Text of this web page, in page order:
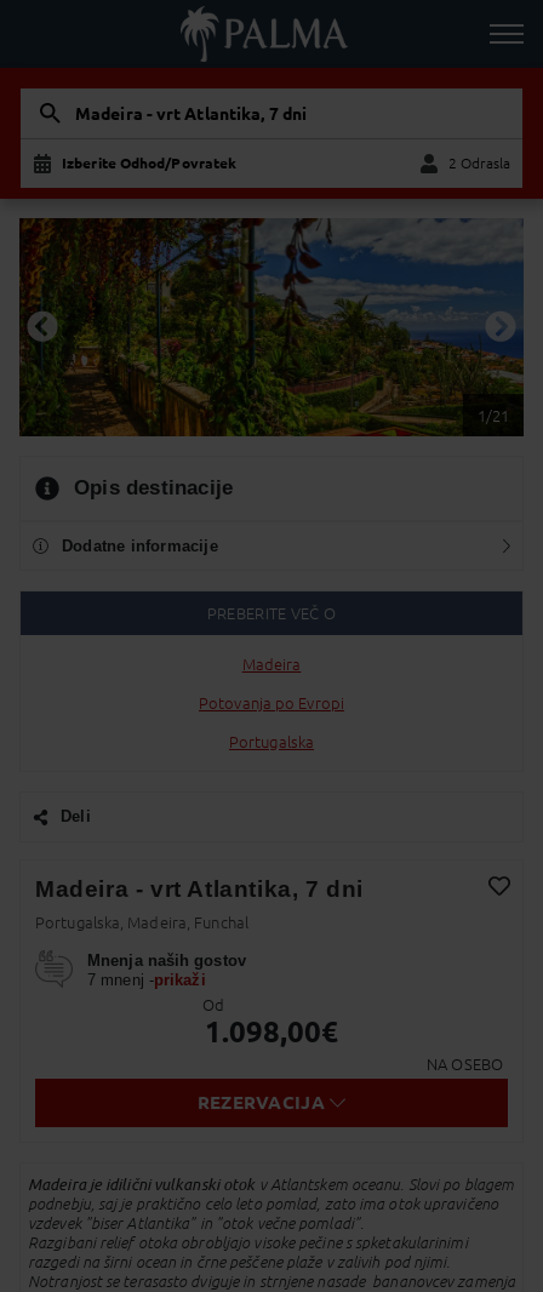
Madeira - vrt Atlantika, 7 dni
Izberite Odhod/Povratek 2 Odrasla
1/21
Opis destinacije
Dodatne informacije
PREBERITE VEČ O
Madeira
Potovanja po Evropi
Portugalska
Deli
Twitter
Messenger
Kopirano v odložišče!
Madeira - vrt Atlantika, 7 dni
Portugalska, Madeira, Funchal
Mnenja naših gostov
7 mnenj -prikaži
Od
1.098,00€
NA OSEBO
REZERVACIJA
Madeira je idilični vulkanski otok v Atlantskem oceanu. Slovi po blagem
podnebju, saj je praktično celo leto pomlad, zato ima otok upravičeno
vzdevek "biser Atlantika" in "otok večne pomladi".
Razgibani relief otoka obrobljajo visoke pečine s spketakularinimi
razgedi na širni ocean in črne peščene plaže v zalivih pod njimi.
Notranjost se terasasto dviguje in strnjene nasade bananovcev zamenja